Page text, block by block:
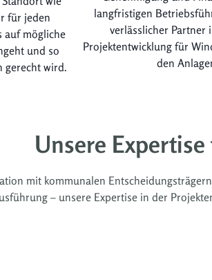
für jeden
auf mögliche
und so
gerecht wird.
langfristigen
verlässlicher Partner
Projektentwicklung für
den
Unsere
mit kommunalen
– unsere Expertise in der